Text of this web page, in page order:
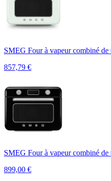
SMEG Four à vapeur combiné
857,79 €
SMEG Four à vapeur combiné
899,00 €